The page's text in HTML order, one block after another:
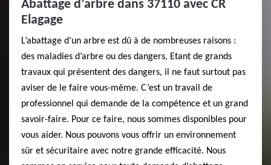
Abattage d’arbre dans 37110 avec CR
Elagage
L’abattage d’un arbre est dû à de nombreuses raisons :
des maladies d’arbre ou des dangers, Etant de grands
travaux qui présentent des dangers, il ne faut surtout pas
aviser de le faire vous-même. C’est un travail de
professionnel qui demande de la compétence et un grand
savoir-faire. Pour ce faire, nous sommes disponibles pour
vous aider. Nous pouvons vous offrir un environnement
sûr et sécuritaire avec notre grande efficacité. Nous